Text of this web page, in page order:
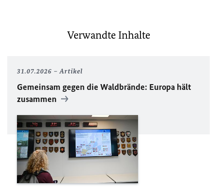
Verwandte Inhalte
31.07.2026 Artikel
Gemeinsam gegen die Waldbrände: Europa hält
zusammen